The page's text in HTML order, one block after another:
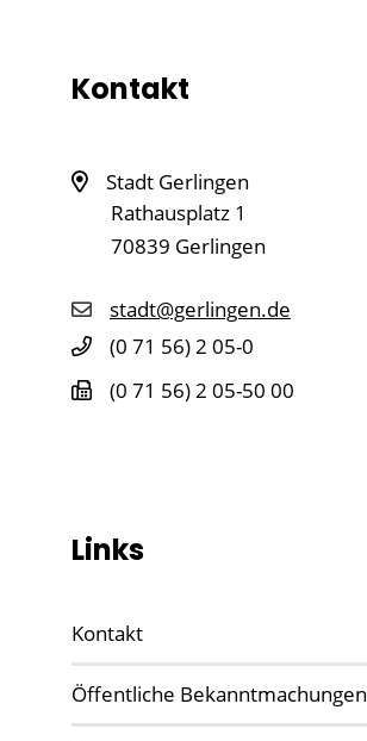
Kontakt
Stadt Gerlingen
Rathausplatz 1
70839 Gerlingen
stadt@gerlingen.de
(0 71 56) 2 05-0
(0 71 56) 2 05-50 00
Links
Kontakt
Öffentliche Bekanntmachungen